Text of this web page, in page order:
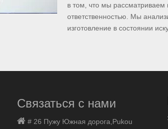
в том, что мы
ответственностью. Мы
изготовление в состоянии
Связаться с нами
 # 26 Пужу Южная дорога, Pukou